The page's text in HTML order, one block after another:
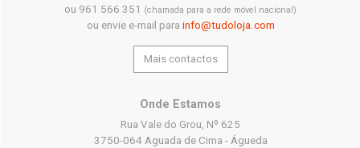
ou 961 566 351 (chamada para a rede móvel nacional)
ou envie e-mail para info@tudoloja.com
Mais contactos
Onde Estamos
Rua Vale do Grou, Nº 625
3750-064 Aguada de Cima - Águeda